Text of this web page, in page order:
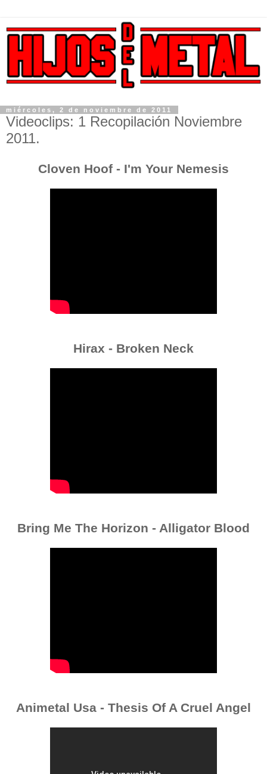
miércoles, 2 de noviembre de 2011
Videoclips: 1 Recopilación Noviembre
2011.
Cloven Hoof - I'm Your Nemesis
Hirax - Broken Neck
Bring Me The Horizon - Alligator Blood
Animetal Usa - Thesis Of A Cruel Angel